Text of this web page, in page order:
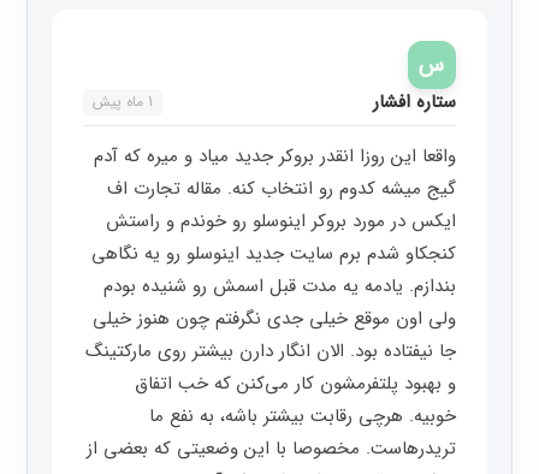
س
ستاره افشار 1 ماه پیش
واقعا این روزا انقدر بروکر جدید میاد و میره که آدم
گیج میشه کدوم رو انتخاب کنه. مقاله تجارت اف
ایکس در مورد بروکر اینوسلو رو خوندم و راستش
کنجکاو شدم برم سایت جدید اینوسلو رو یه نگاهی
بندازم. یادمه یه مدت قبل اسمش رو شنیده بودم
ولی اون موقع خیلی جدی نگرفتم چون هنوز خیلی
جا نیفتاده بود. الان انگار دارن بیشتر روی مارکتینگ
و بهبود پلتفرمشون کار می‌کنن که خب اتفاق
خوبیه. هرچی رقابت بیشتر باشه، به نفع ما
تریدرهاست. مخصوصا با این وضعیتی که بعضی از